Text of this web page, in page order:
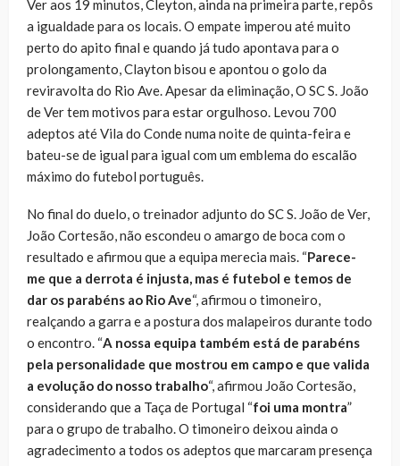
Ver aos 19 minutos, Cleyton, ainda na primeira parte, repôs
a igualdade para os locais. O empate imperou até muito
perto do apito final e quando já tudo apontava para o
prolongamento, Clayton bisou e apontou o golo da
reviravolta do Rio Ave. Apesar da eliminação, O SC S. João
de Ver tem motivos para estar orgulhoso. Levou 700
adeptos até Vila do Conde numa noite de quinta-feira e
bateu-se de igual para igual com um emblema do escalão
máximo do futebol português.
No final do duelo, o treinador adjunto do SC S. João de Ver,
João Cortesão, não escondeu o amargo de boca com o
resultado e afirmou que a equipa merecia mais. “Parece-
me que a derrota é injusta, mas é futebol e temos de
dar os parabéns ao Rio Ave“, afirmou o timoneiro,
realçando a garra e a postura dos malapeiros durante todo
o encontro. “A nossa equipa também está de parabéns
pela personalidade que mostrou em campo e que valida
a evolução do nosso trabalho“, afirmou João Cortesão,
considerando que a Taça de Portugal “foi uma montra”
para o grupo de trabalho. O timoneiro deixou ainda o
agradecimento a todos os adeptos que marcaram presença